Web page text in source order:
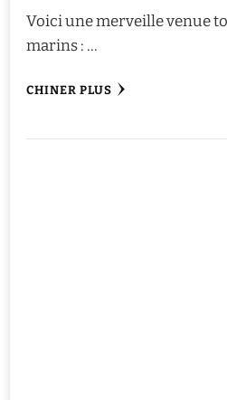
Voici une merveille venue
marins : …
CHINER PLUS